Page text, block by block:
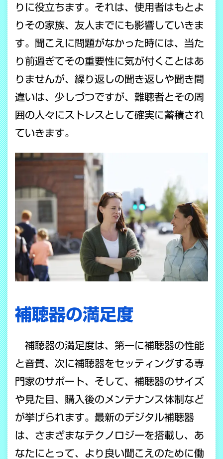
りに役立ちます。それは、使用者はもとよ
りその家族、友人までにも影響していきま
す。聞こえに問題がなかった時には、当た
り前過ぎてその重要性に気が付くことはあ
りませんが、繰り返しの聞き返しや聞き間
違いは、少しづつですが、難聴者とその周
囲の人々にストレスとして確実に蓄積され
ていきます。
補聴器の満足度
補聴器の満足度は、第一に補聴器の性能
と音質、次に補聴器をセッティングする専
門家のサポート、そして、補聴器のサイズ
や見た目、購入後のメンテナンス体制など
が挙げられます。最新のデジタル補聴器
は、さまざまなテクノロジーを搭載し、あ
なたにとって、より良い聞こえのために働